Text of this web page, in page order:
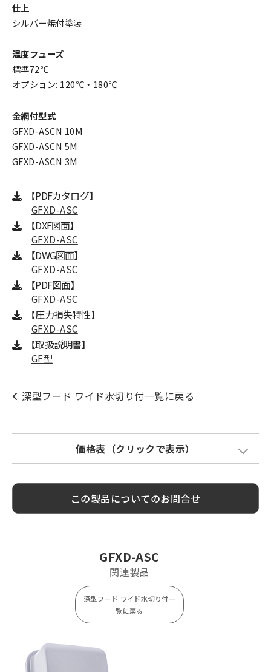
仕上
シルバー焼付塗装
温度フューズ
標準72℃
オプション: 120℃・180℃
金網付型式
GFXD-ASCN 10M
GFXD-ASCN 5M
GFXD-ASCN 3M
【PDFカタログ】
GFXD-ASC
【DXF図面】
GFXD-ASC
【DWG図面】
GFXD-ASC
【PDF図面】
GFXD-ASC
【圧力損失特性】
GFXD-ASC
【取扱説明書】
GF型
深型フード ワイド水切り付一覧に戻る
価格表（クリックで表示）
標準価格
GFXD75ASC
¥ 12,000 ¥ 800
¥ 2,200
¥ 17,600 ¥ 1,200
GFXD175ASC
¥ 25,800 ¥ 2,100
GFXD200ASC
¥ 26,200
この製品についてのお問合せ
GFXD-ASC
関連製品
深型フード ワイド水切り付一
覧に戻る